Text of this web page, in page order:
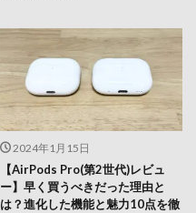
2024年1月15日
【AirPods Pro(第2世代)レビュ
ー】早く買うべきだった理由と
は？進化した機能と魅力10点を徹